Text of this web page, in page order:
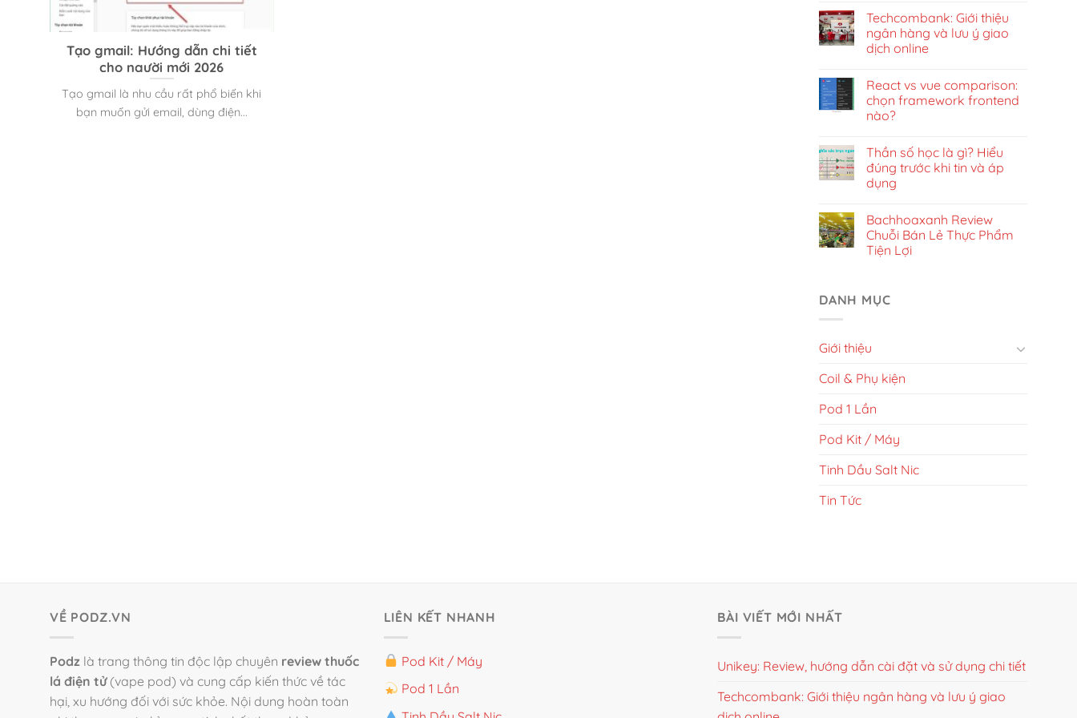
Tạo gmail: Hướng dẫn chi tiết
cho người mới 2026
Tạo gmail là nhu cầu rất phổ biến khi
bạn muốn gửi email, dùng điện...
Techcombank: Giới thiệu
ngân hàng và lưu ý giao
dịch online
React vs vue comparison:
chọn framework frontend
nào?
Thần số học là gì? Hiểu
đúng trước khi tin và áp
dụng
Bachhoaxanh Review
Chuỗi Bán Lẻ Thực Phẩm
Tiện Lợi
DANH MỤC
Giới thiệu
Coil & Phụ kiện
Pod 1 Lần
Pod Kit / Máy
Tinh Dầu Salt Nic
Tin Tức
VỀ PODZ.VN
Podz là trang thông tin độc lập chuyên review thuốc
lá điện tử(vape pod) và cung cấp kiến thức về tác
hại, xu hướng đối với sức khỏe. Nội dung hoàn toàn
LIÊN KẾT NHANH
Pod Kit / Máy
Pod 1 Lần
BÀI VIẾT MỚI NHẤT
Unikey: Review, hướng dẫn cài đặt và sử dụng chi tiết
Techcombank: Giới thiệu ngân hàng và lưu ý giao